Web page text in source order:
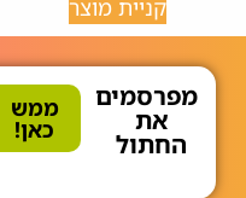
קניית מוצר
מפרסמים
את
החתול
ממש
כאן!